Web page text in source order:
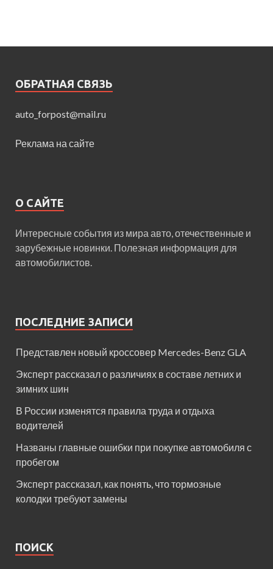
ОБРАТНАЯ СВЯЗЬ
auto_forpost@mail.ru
Реклама на сайте
О САЙТЕ
Интересные события из мира авто, отечественные и
зарубежные новинки. Полезная информация для
автомобилистов.
ПОСЛЕДНИЕ ЗАПИСИ
Представлен новый кроссовер Mercedes-Benz GLA
Эксперт рассказал о различиях в составе летних и
зимних шин
В России изменятся правила труда и отдыха
водителей
Названы главные ошибки при покупке автомобиля с
пробегом
Эксперт рассказал, как понять, что тормозные
колодки требуют замены
ПОИСК